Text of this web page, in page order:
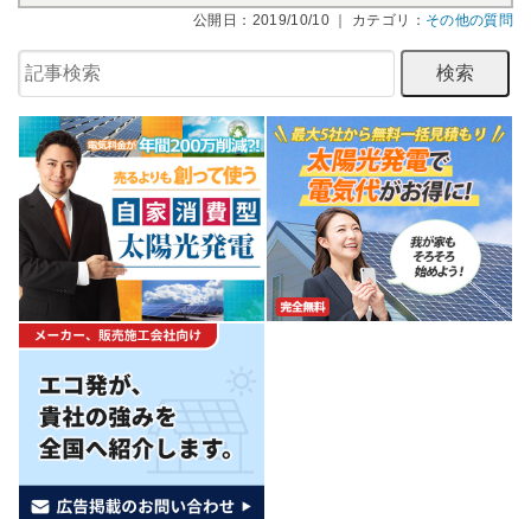
公開日：2019/10/10 ｜ カテゴリ： その他の質問